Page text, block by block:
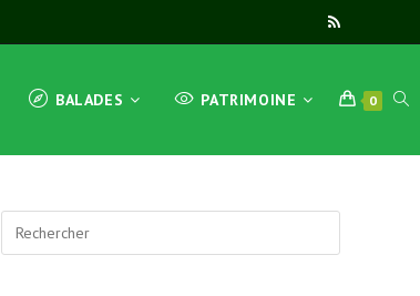
BALADES PATRIMOINE 0
Escape